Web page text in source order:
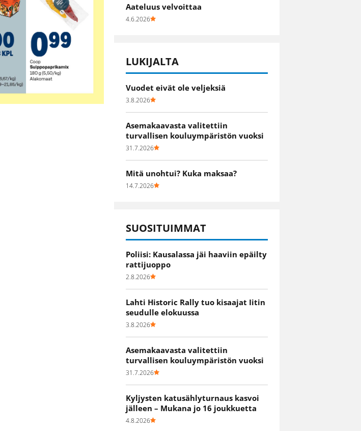
Aateluus velvoittaa
4.6.2026
LUKIJALTA
Vuodet eivät ole veljeksiä
3.8.2026
Asemakaavasta valitettiin
turvallisen kouluympäristön vuoksi
31.7.2026
Mitä unohtui? Kuka maksaa?
14.7.2026
SUOSITUIMMAT
Poliisi: Kausalassa jäi haaviin epäilty
rattijuoppo
2.8.2026
Lahti Historic Rally tuo kisaajat Iitin
seudulle elokuussa
3.8.2026
Asemakaavasta valitettiin
turvallisen kouluympäristön vuoksi
31.7.2026
Kyljysten katusählyturnaus kasvoi
jälleen – Mukana jo 16 joukkuetta
4.8.2026